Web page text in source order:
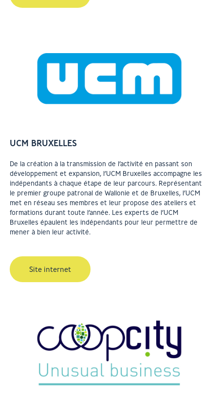
UCM BRUXELLES
De la création à la transmission de l’activité en passant son
développement et expansion, l’UCM Bruxelles accompagne les
indépendants à chaque étape de leur parcours. Représentant
le premier groupe patronal de Wallonie et de Bruxelles, l’UCM
met en réseau ses membres et leur propose des ateliers et
formations durant toute l’année. Les experts de l’UCM
Bruxelles épaulent les indépendants pour leur permettre de
mener à bien leur activité.
Site internet